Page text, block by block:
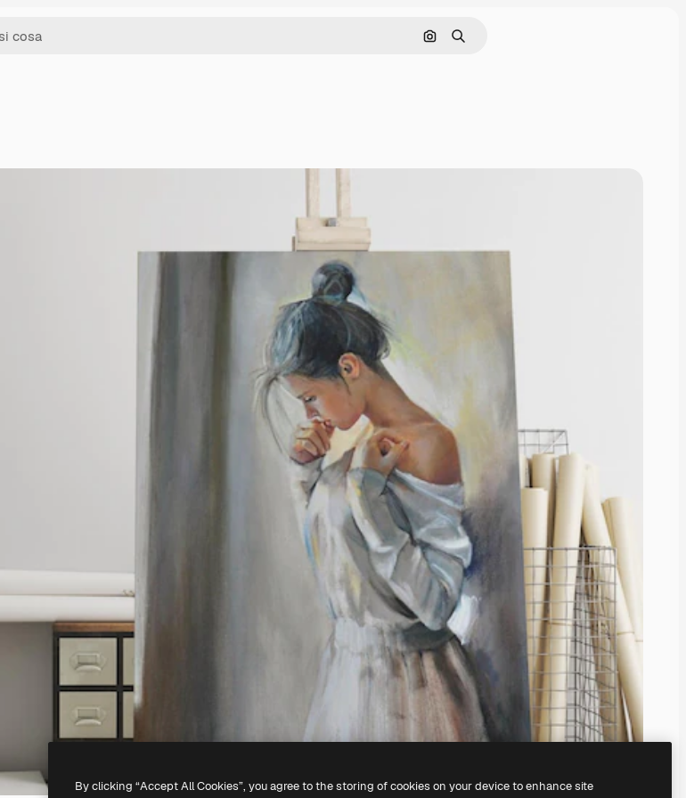
Cerca per immagine
Ricerca
By clicking “Accept All Cookies”, you agree to the storing of cookies on your device to enhance site